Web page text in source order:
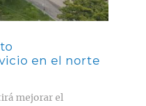
en el norte
mejorar el